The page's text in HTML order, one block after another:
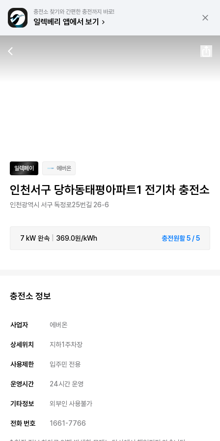
충전소 찾기와 간편한 충전까지 바로!
일렉베리 앱에서 보기
일렉페이 에버온
인천서구 당하동태평아파트1 전기차 충전소
인천광역시 서구 독정로25번길 26-6
7 kW 완속 369.0원/kWh 충전원활 5 / 5
충전소 정보
사업자 에버온
상세위치 지하1주차장
사용제한 입주민 전용
운영시간 24시간 운영
기타정보 외부인 사용불가
전화 번호 1661-7766